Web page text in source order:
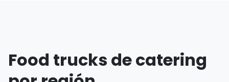
Food trucks de catering